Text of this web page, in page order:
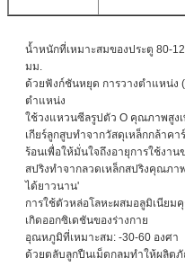
น้ำหนักที่เหมาะสมของประตู 80-
มม.
ด้วยฟังก์ชันหยุด การวางตำแหน่ง
ตำแหน่ง
ใช้วงแหวนซีลรูปตัว O คุณภาพสูง
เกียร์ลูกสูบทำจากวัสดุเหล็กกล้าค
ร้อนเพื่อให้มั่นใจถึงอายุการใช้งา
สปริงทำจากลวดเหล็กสปริงคุณภ
ได้ยาวนาน'
การใช้ตัวหล่อโลหะผสมอลูมิเนียม
เกิดออกซิเดชันของร่างกาย
อุณหภูมิที่เหมาะสม: -30-60 องศา
ด้วยตลับลูกปืนเม็ดกลมทำให้ผลิ